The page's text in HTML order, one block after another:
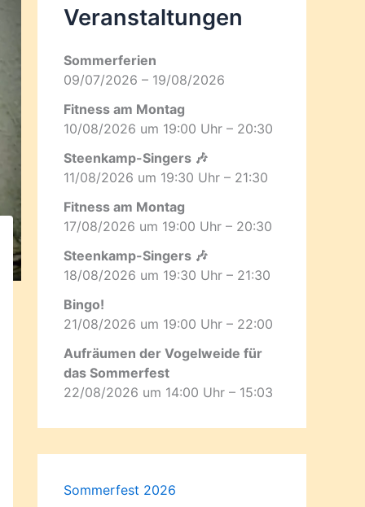
Veran­staltungen
Sommerferien
09/07/2026 – 19/08/2026
Fitness am Montag
10/08/2026 um 19:00 Uhr – 20:30
Steenkamp-Singers 🎶
11/08/2026 um 19:30 Uhr – 21:30
Fitness am Montag
17/08/2026 um 19:00 Uhr – 20:30
Steenkamp-Singers 🎶
18/08/2026 um 19:30 Uhr – 21:30
Bingo!
21/08/2026 um 19:00 Uhr – 22:00
Aufräumen der Vogelweide für
das Sommerfest
22/08/2026 um 14:00 Uhr – 15:03
Sommerfest 2026